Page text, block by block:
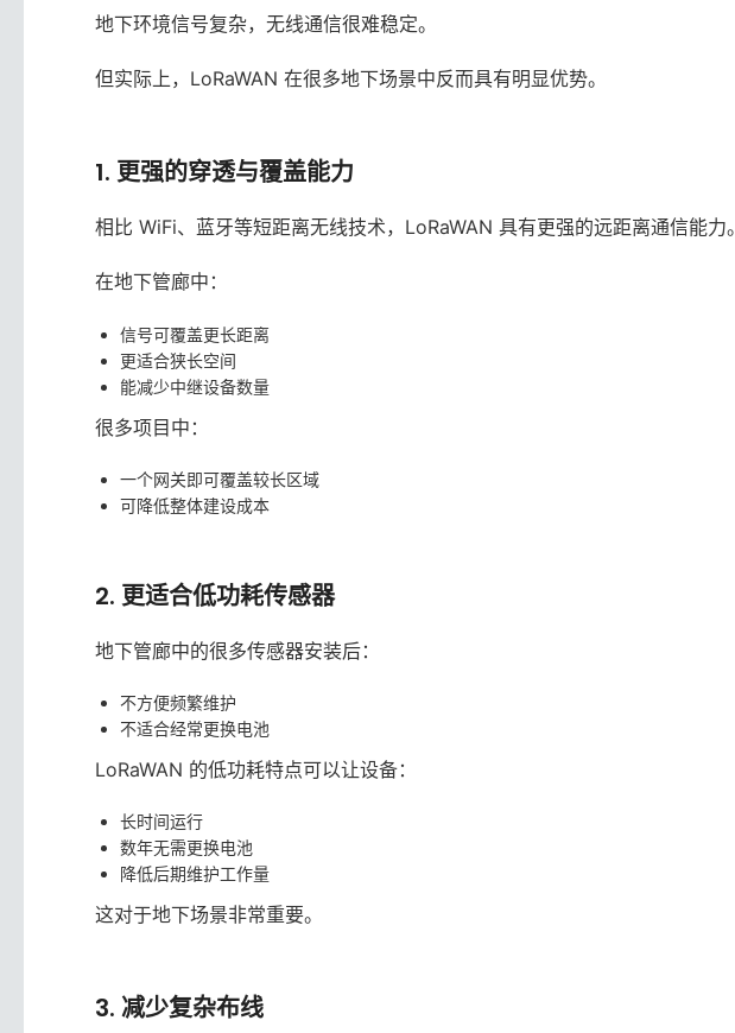
地下环境信号复杂，无线通信很难稳定。
但实际上，LoRaWAN 在很多地下场景中反而具有明显优势。
1. 更强的穿透与覆盖能力
相比 WiFi、蓝牙等短距离无线技术，LoRaWAN 具有更强的远距离通信能力。
在地下管廊中：
信号可覆盖更长距离
更适合狭长空间
能减少中继设备数量
很多项目中：
一个网关即可覆盖较长区域
可降低整体建设成本
2. 更适合低功耗传感器
地下管廊中的很多传感器安装后：
不方便频繁维护
不适合经常更换电池
LoRaWAN 的低功耗特点可以让设备：
长时间运行
数年无需更换电池
降低后期维护工作量
这对于地下场景非常重要。
3. 减少复杂布线